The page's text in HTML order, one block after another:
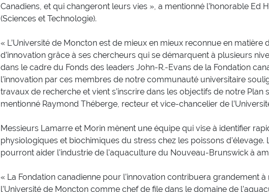
Canadiens, et qui changeront leurs vies », a mentionné l’honorable Ed
(Sciences et Technologie).
« L’Université de Moncton est de mieux en mieux reconnue en matière
d’innovation grâce à ses chercheurs qui se démarquent à plusieurs
dans le cadre du Fonds des leaders John-R.-Evans de la Fondation
l’innovation par ces membres de notre communauté universitaire
travaux de recherche et vient s’inscrire dans les objectifs de notre Plan
mentionné Raymond Théberge, recteur et vice-chancelier de
Messieurs Lamarre et Morin mènent une équipe qui vise à identifier
physiologiques et biochimiques du stress chez les poissons d'élevage.
pourront aider l'industrie de l'aquaculture du Nouveau-Brunswick à
« La Fondation canadienne pour l’innovation contribuera grandement
l’Université de Moncton comme chef de file dans le domaine de